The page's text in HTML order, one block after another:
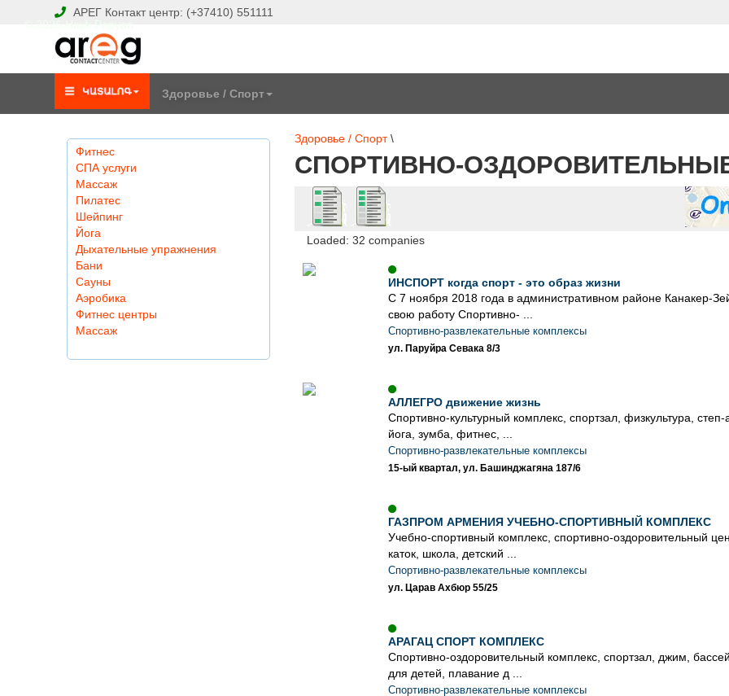
АРЕГ Контакт центр: (+37410) 551111
Здоровье / Спорт
Фитнес
СПА услуги
Массаж
Пилатес
Шейпинг
Йога
Дыхательные упражнения
Бани
Сауны
Аэробика
Фитнес центры
Массаж
Здоровье / Спорт\
СПОРТИВНО-
Loaded: 32 companies
ИНСПОРТ когда спорт - это образ жизни
С 7 ноября 2018 года в административном районе Канакер-
свою работу Спортивно- ...
Спортивно-развлекательные комплексы
ул. Паруйра Севака 8/3
АЛЛЕГРО движение жизнь
Спортивно-культурный комплекс, спортзал, физкультура, степ-
йога, зумба, фитнес, ...
Спортивно-развлекательные комплексы
15-ый квартал, ул. Башинджагяна 187/6
ГАЗПРОМ АРМЕНИЯ УЧЕБНО-СПОРТИВНЫЙ КОМПЛЕКС
Учебно-спортивный комплекс, спортивно-оздоровительный
каток, школа, детский ...
Спортивно-развлекательные комплексы
ул. Царав Ахбюр 55/25
АРАГАЦ СПОРТ КОМПЛЕКС
Спортивно-оздоровительный комплекс, спортзал, джим,
для детей, плавание д ...
Спортивно-развлекательные комплексы